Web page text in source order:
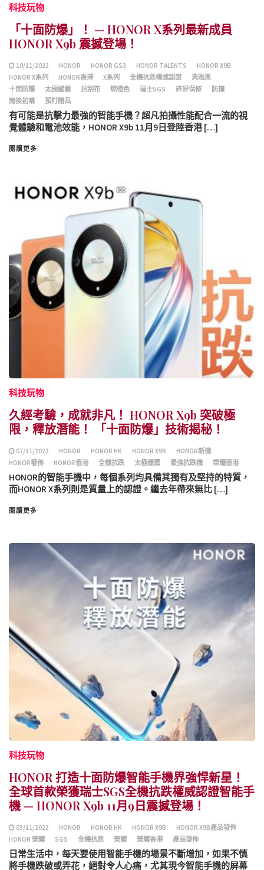
科技玩物
「十面防爆」！ — HONOR X系列最新成員
HONOR X9b 震撼登場！
10/11/2023 HONOR HONOR GS3 HONOR TALENTS
HONOR X9B
HONOR X系列
HONOR香港 X系列 全機抗跌權威認證
典雅黑
十面防爆
太極緩震 抗刮花 燃橙色 瑞士SGS 碎屏保修
防撞
雨後初晴
預訂贈品
有可能是抗擊力最強的智能手機？超凡拍攝性能配合一流的視
覺體驗和電池效能，HONOR X9b 11月9日登陸香港 […]
閱讀更多
科技玩物
久經考驗，成就非凡！ HONOR X9b 突破極
限，釋放潛能！ 「十面防爆」技術揭秘！
07/11/2023 HONOR HONOR HK HONOR X9B
HONOR新機
HONOR發佈
HONOR香港 全機抗跌 太極緩震 最強抗跌機 榮耀香港
HONOR的智能手機中，每個系列均具備其獨有及堅持的特質，
而HONOR X系列則是質量上的認證。繼去年帶來無比 […]
閱讀更多
科技玩物
HONOR 打造十面防爆智能手機界強悍新星！
全球首款榮獲瑞士SGS全機抗跌權威認證智能手
機 — HONOR X9b 11月9日震撼登場！
03/11/2023 HONOR HONOR HK HONOR X9B
HONOR X9B產品發佈
HONOR 榮耀
SGS 全機抗跌 榮耀 榮耀香港 產品發佈
日常生活中，每天要使用智能手機的場景不斷增加，如果不慎
將手機跌破或弄花，絕對令人心痛，尤其現今智能手機的屏幕